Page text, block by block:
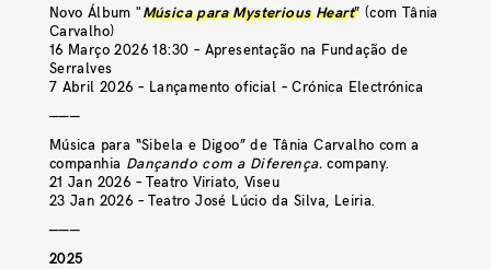
Novo Álbum "Música para Mysterious Heart” (com Tânia
Carvalho)
16 Março 2026 18:30 – Apresentação na Fundação de
Serralves
7 Abril 2026 – Lançamento oficial – Crónica Electrónica
———
Música para “Sibela e Digoo” de Tânia Carvalho com a
companhia Dançando com a Diferença.company.
21 Jan 2026 – Teatro Viriato, Viseu
23 Jan 2026 – Teatro José Lúcio da Silva, Leiria.
———
2025